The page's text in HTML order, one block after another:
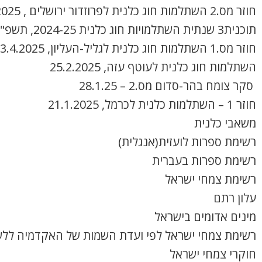
חוזר מס.2 השתלמות חוג כלנית לפרוזדור ירושלים , 8.4.2025
תוכנית3 שנתית השתלמויות חוג כלנית 2024-25, תשפ"ה
חוזר מס.1 השתלמות חוג כלנית לגליל-העליון, 3.4.2025
השתלמות חוג כלנית לעוטף עזה, 25.2.2025
סקר צומח בהר-סדום מס.2 – 28.1.25
חוזר 1 – השתלמות כלנית לכרמל, 21.1.2025
משאבי כלנית
רשימת ספרות לועזית(אנגלית)
רשימת ספרות בעברית
רשימת צמחי ישראל
עלון רתם
מינים אדומים בישראל
רשימת צמחי ישראל לפי ועדת השמות של האקדמיה
חוקרי צמחי ישראל